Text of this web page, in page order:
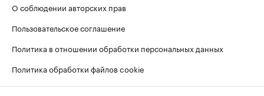
О соблюдении авторских прав
Пользовательское соглашение
Политика в отношении обработки персональных данных
Политика обработки файлов cookie